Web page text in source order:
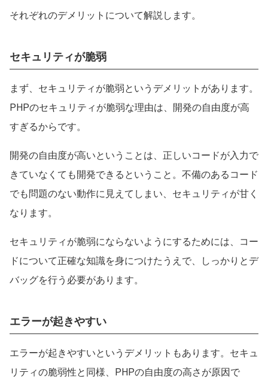
それぞれのデメリットについて解説します。
セキュリティが脆弱
まず、セキュリティが脆弱というデメリットがあります。
PHPのセキュリティが脆弱な理由は、開発の自由度が高
すぎるからです。
開発の自由度が高いということは、正しいコードが入力で
きていなくても開発できるということ。不備のあるコード
でも問題のない動作に見えてしまい、セキュリティが甘く
なります。
セキュリティが脆弱にならないようにするためには、コー
ドについて正確な知識を身につけたうえで、しっかりとデ
バッグを行う必要があります。
エラーが起きやすい
エラーが起きやすいというデメリットもあります。セキュ
リティの脆弱性と同様、PHPの自由度の高さが原因で